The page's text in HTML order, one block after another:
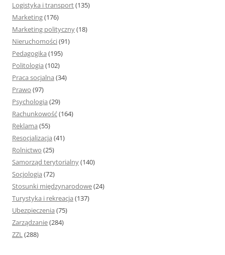
Logistyka i transport(135)
Marketing(176)
Marketing polityczny(18)
Nieruchomości(91)
Pedagogika (195)
Politologia (102)
Praca socjalna (34)
Prawo (97)
Psychologia (29)
Rachunkowość(164)
Reklama (55)
Resocjalizacja (41)
Rolnictwo (25)
Samorząd terytorialny(140)
Socjologia (72)
Stosunki międzynarodowe(24)
Turystyka i rekreacja (137)
Ubezpieczenia (75)
Zarządzanie(284)
ZZL(288)